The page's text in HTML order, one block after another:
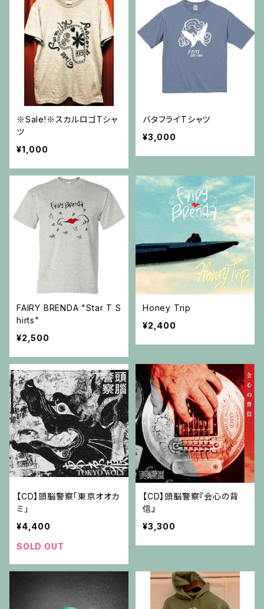
※Sale!※スカルロゴTシャ
ツ
¥1,000
バタフライTシャツ
¥3,000
FAIRY BRENDA "Star T S
hirts"
¥2,500
Honey Trip
¥2,400
【CD】頭脳警察「東京オオカ
ミ」
¥4,400
SOLD OUT
【CD】頭脳警察『会心の背
信』
¥3,300